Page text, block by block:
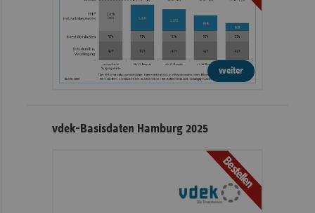
weiter
vdek-Basisdaten Hamburg 2025
Bestellen